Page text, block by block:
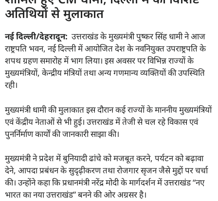
अतिथियों से मुलाकात
नई दिल्ली/देहरादून: उत्तराखंड के मुख्यमंत्री पुष्कर सिंह धामी ने आज
राष्ट्रपति भवन, नई दिल्ली में आयोजित देश के नवनियुक्त उपराष्ट्रपति के
शपथ ग्रहण समारोह में भाग लिया। इस अवसर पर विभिन्न राज्यों के
मुख्यमंत्रियों, केन्द्रीय मंत्रियों तथा अन्य गणमान्य व्यक्तियों की उपस्थिति
रही।
मुख्यमंत्री धामी की मुलाकात इस दौरान कई राज्यों के माननीय मुख्यमंत्रियों
एवं केंद्रीय नेताओं से भी हुई। उत्तराखंड में तेजी से चल रहे विकास एवं
पुनर्निर्माण कार्यों की जानकारी साझा की।
मुख्यमंत्री ने प्रदेश में बुनियादी ढांचे को मजबूत करने, पर्यटन को बढ़ावा
देने, आपदा प्रबंधन के सुदृढ़ीकरण तथा रोजगार सृजन जैसे मुद्दों पर चर्चा
की। उन्होंने कहा कि प्रधानमंत्री नरेंद्र मोदी के मार्गदर्शन में उत्तराखंड “नए
भारत का नया उत्तराखंड” बनने की ओर अग्रसर है।